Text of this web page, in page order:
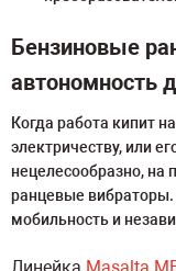
Бензиновые
автономность
Когда работа кипит
электричеству, или
нецелесообразно, на
ранцевые
мобильность и